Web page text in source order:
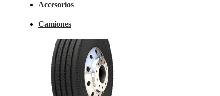
Accesorios
Camiones